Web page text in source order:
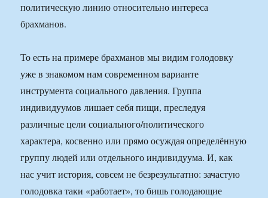
политическую линию относительно интереса
брахманов.
То есть на примере брахманов мы видим голодовку
уже в знакомом нам современном варианте
инструмента социального давления. Группа
индивидуумов лишает себя пищи, преследуя
различные цели социального/политического
характера, косвенно или прямо осуждая определённую
группу людей или отдельного индивидуума. И, как
нас учит история, совсем не безрезультатно: зачастую
голодовка таки «работает», то бишь голодающие